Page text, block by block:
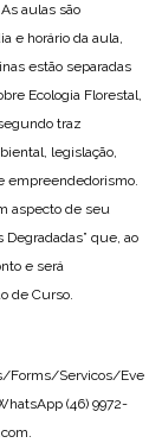
aulas são
e horário da aula,
estão separadas
Ecologia Florestal,
traz
legislação,
empreendedorismo.
aspecto de seu
Degradadas” que, ao
e será
de Curso.
Forms/Servicos/Eve
(46) 9972-